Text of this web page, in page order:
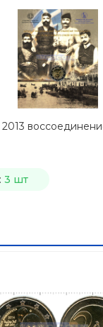
2013
3 шт